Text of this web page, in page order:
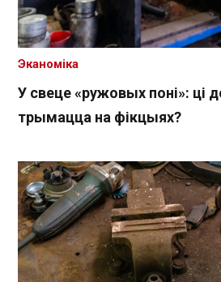
У свеце «ружовых поні»: ці
трымацца на фікцыях?
Эканоміка